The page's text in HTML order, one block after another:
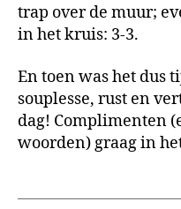
trap over de muur;
in het kruis: 3-3.
En toen was het dus
souplesse, rust en
dag! Complimenten
woorden) graag in